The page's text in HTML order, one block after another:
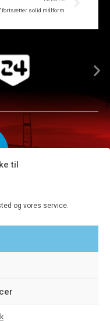
til
og vores service.
fortsætter solid målform